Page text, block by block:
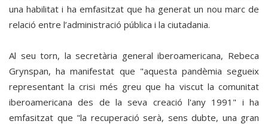
una habilitat i ha emfasitzat que ha generat un nou marc de
relació entre l’administració pública i la ciutadania.
Al seu torn, la secretària general iberoamericana, Rebeca
Grynspan, ha manifestat que "aquesta pandèmia segueix
representant la crisi més greu que ha viscut la comunitat
iberoamericana des de la seva creació l'any 1991" i ha
emfasitzat que "la recuperació serà, sens dubte, una gran